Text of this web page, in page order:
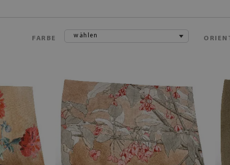
FARBE wählen